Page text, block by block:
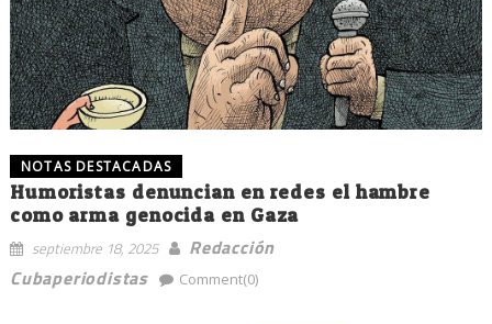
NOTAS DESTACADAS
Humoristas denuncian en redes el hambre
como arma genocida en Gaza
septiembre 18, 2025
Redacción
Cubaperiodistas
Comment(0)